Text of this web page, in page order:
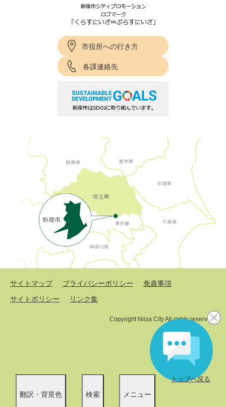
翻訳・背景色 検索 メニュー
トップへ戻る
市役所への行き方
各課連絡先
サイトマップ プライバシーポリシー
免責事項
サイトポリシー
リンク集
Copyright Niiza City All rights reserved.